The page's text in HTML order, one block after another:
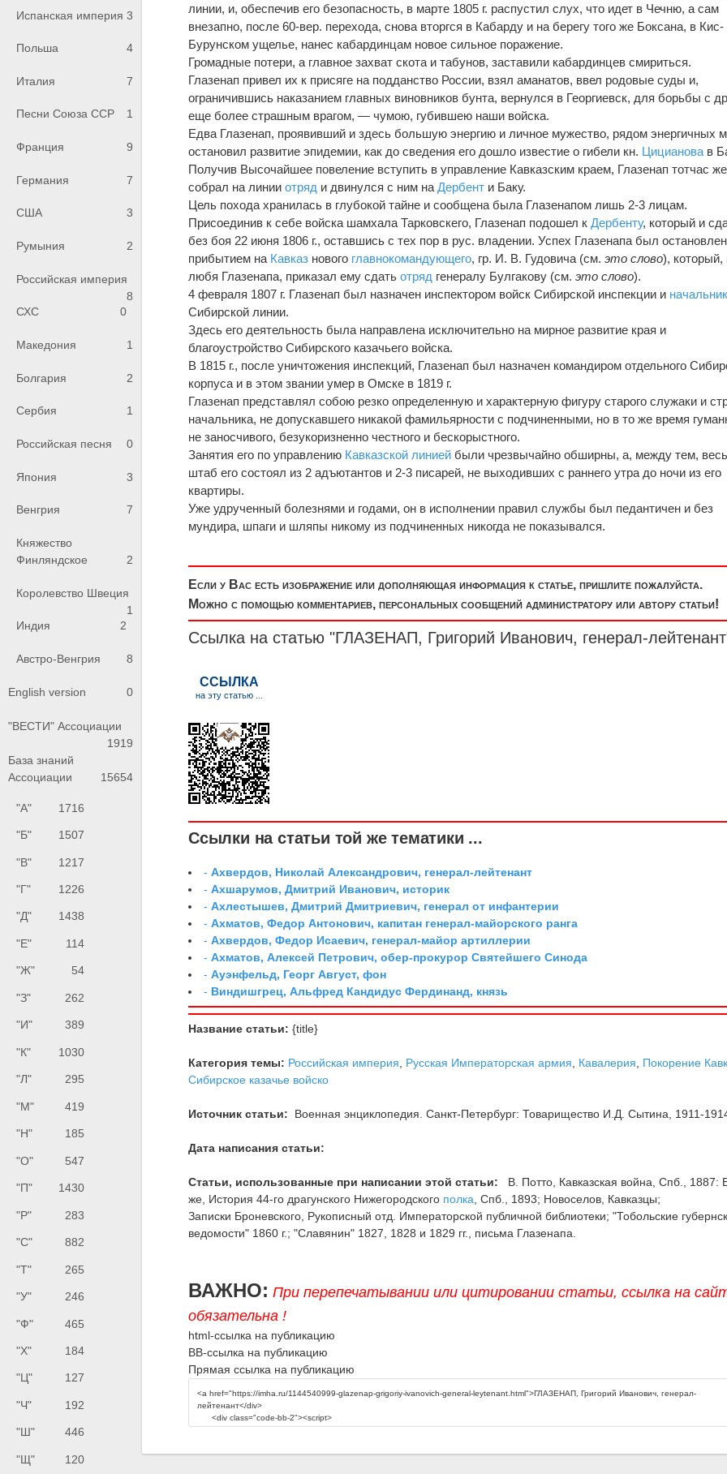
Испанская империя 3
Польша 4
Италия 7
Песни Союза ССР 1
Франция 9
Германия 7
США 3
Румыния 2
Российская империя
8
СХС
0
Македония 1
Болгария 2
Сербия 1
Российская песня 0
Япония 3
Венгрия 7
Княжество
Финляндское
2
Королевство Швеция
1
Индия
2
Австро-Венгрия 8
English version 0
"ВЕСТИ" Ассоциации
1919
База знаний
Ассоциации
15654
"А" 1716
"Б" 1507
"В" 1217
"Г" 1226
"Д" 1438
"Е" 114
"Ж" 54
"З" 262
"И" 389
"К" 1030
"Л" 295
"М" 419
"Н" 185
"О" 547
"П" 1430
"Р" 283
"С" 882
"Т" 265
"У" 246
"Ф" 465
"Х" 184
"Ц" 127
"Ч" 192
"Ш" 446
"Щ" 120
линии, и, обеспечив его безопасность, в марте 1805 г. распустил слух, что идет в Чечню, а сам
внезапно, после 60-вер. перехода, снова вторгся в Кабарду и на берегу того же Боксана, в Кис-
Бурунском ущелье, нанес кабардинцам новое сильное поражение.
Громадные потери, а главное захват скота и табунов, заставили кабардинцев смириться.
Глазенап привел их к присяге на подданство России, взял аманатов, ввел родовые суды и,
ограничившись наказанием главных виновников бунта, вернулся в Георгиевск, для борьбы с
еще более страшным врагом, — чумою, губившею наши войска.
Едва Глазенап, проявивший и здесь большую энергию и личное мужество, рядом энергичных м
остановил развитие эпидемии, как до сведения его дошло известие о гибели кн. Цицианова в
Получив Высочайшее повеление вступить в управление Кавказским краем, Глазенап тотчас же
собрал на линииотряд и двинулся с ним наДербент и Баку.
Цель похода хранилась в глубокой тайне и сообщена была Глазенапом лишь 2-3 лицам.
Присоединив к себе войска шамхала Тарковскего, Глазенап подошел кДербенту, который и
без боя 22 июня 1806 г., оставшись с тех пор в рус. владении. Успех Глазенапа был остановлен
прибытием на Кавказ нового главнокомандующего, гр. И. В. Гудовича (см. это слово), который,
любя Глазенапа, приказал ему сдатьотряд генералу Булгакову (см. это слово).
4 февраля 1807 г. Глазенап был назначен инспектором войск Сибирской инспекции и
Сибирской линии.
Здесь его деятельность была направлена исключительно на мирное развитие края и
благоустройство Сибирского казачьего войска.
В 1815 г., после уничтожения инспекций, Глазенап был назначен командиром отдельного
корпуса и в этом звании умер в Омске в 1819 г.
Глазенап представлял собою резко определенную и характерную фигуру старого служаки и
начальника, не допускавшего никакой фамильярности с подчиненными, но в то же время
не заносчивого, безукоризненно честного и бескорыстного.
Занятия его по управлению Кавказской линией были чрезвычайно обширны, а, между тем, весь
штаб его состоял из 2 адъютантов и 2-3 писарей, не выходивших с раннего утра до ночи из его
квартиры.
Уже удрученный болезнями и годами, он в исполнении правил службы был педантичен и без
мундира, шпаги и шляпы никому из подчиненных никогда не показывался.
Если у Вас есть изображение или дополняющая информация к статье, пришлите пожалуйста.
Можно с помощью комментариев, персональных сообщений администратору или автору статьи!
Ссылка на статью "ГЛАЗЕНАП, Григорий Иванович, генерал-лейтенант
Ссылки на статьи той же тематики ...
-Ахвердов, Николай Александрович, генерал-лейтенант
-Ахшарумов, Дмитрий Иванович, историк
-Ахлестышев, Дмитрий Дмитриевич, генерал от инфантерии
-Ахматов, Федор Антонович, капитан генерал-майорского ранга
-Ахвердов, Федор Исаевич, генерал-майор артиллерии
-Ахматов, Алексей Петрович, обер-прокурор Святейшего Синода
-Ауэнфельд, Георг Август, фон
- Виндишгрец, Альфред Кандидус Фердинанд, князь
Название статьи: {title}
Категория темы: Российская империя Русская Императорская армия Кавалерия Покорение
Сибирское казачье войско
Источник статьи: Военная энциклопедия. Санкт-Петербург: Товарищество И.Д. Сытина, 1911-
Дата написания статьи:
Статьи, использованные при написании этой статьи:
В. Потто, Кавказская война, Спб., 1887:
же, История 44-го драгунского Нижегородского полка , Спб., 1893; Новоселов, Кавказцы;
Записки Броневского, Рукописный отд. Императорской публичной библиотеки; "Тобольские
ведомости" 1860 г.; "Славянин" 1827, 1828 и 1829 гг., письма Глазенапа.
ВАЖНО: При перепечатывании или цитировании статьи, ссылка на
обязательна !
html-ссылка на публикацию
BB-ссылка на публикацию
Прямая ссылка на публикацию